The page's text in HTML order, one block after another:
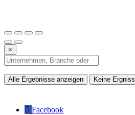
×
Alle Ergebnisse anzeigen Keine
Facebook